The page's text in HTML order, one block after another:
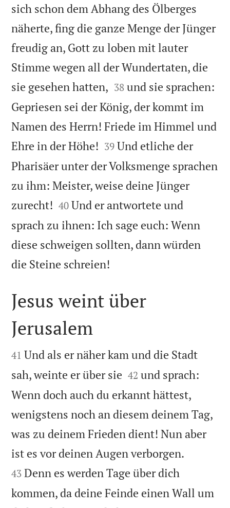
sich schon dem Abhang des Ölberges
näherte, fing die ganze Menge der Jünger
freudig an, Gott zu loben mit lauter
Stimme wegen all der Wundertaten, die
sie gesehen hatten, 

38 und sie sprachen:
Gepriesen sei der König, der kommt im
Namen des Herrn! Friede im Himmel und
Ehre in der Höhe! 

39 Und etliche der
Pharisäer unter der Volksmenge sprachen
zu ihm: Meister, weise deine Jünger
zurecht! 

40 Und er antwortete und
sprach zu ihnen: Ich sage euch: Wenn
diese schweigen sollten, dann würden
die Steine schreien!

Jesus weint über
Jerusalem

41 Und als er näher kam und die Stadt
sah, weinte er über sie 

42 und sprach:
Wenn doch auch du erkannt hättest,
wenigstens noch an diesem deinem Tag,
was zu deinem Frieden dient! Nun aber
ist es vor deinen Augen verborgen.
43 Denn es werden Tage über dich
kommen, da deine Feinde einen Wall um